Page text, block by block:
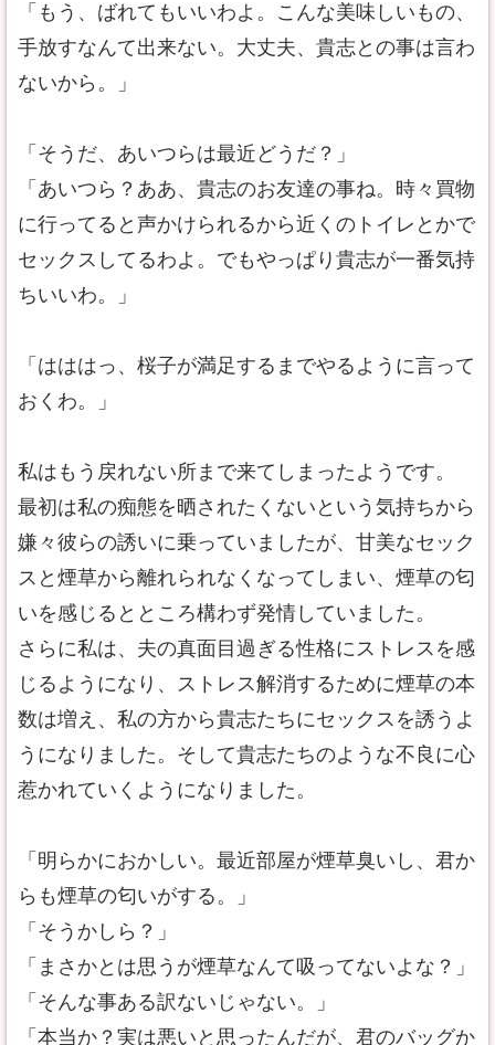
「もう、ばれてもいいわよ。こんな美味しいもの、
手放すなんて出来ない。大丈夫、貴志との事は言わ
ないから。」
「そうだ、あいつらは最近どうだ？」
「あいつら？ああ、貴志のお友達の事ね。時々買物
に行ってると声かけられるから近くのトイレとかで
セックスしてるわよ。でもやっぱり貴志が一番気持
ちいいわ。」
「はははっ、桜子が満足するまでやるように言って
おくわ。」
私はもう戻れない所まで来てしまったようです。
最初は私の痴態を晒されたくないという気持ちから
嫌々彼らの誘いに乗っていましたが、甘美なセック
スと煙草から離れられなくなってしまい、煙草の匂
いを感じるとところ構わず発情していました。
さらに私は、夫の真面目過ぎる性格にストレスを感
じるようになり、ストレス解消するために煙草の本
数は増え、私の方から貴志たちにセックスを誘うよ
うになりました。そして貴志たちのような不良に心
惹かれていくようになりました。
「明らかにおかしい。最近部屋が煙草臭いし、君か
らも煙草の匂いがする。」
「そうかしら？」
「まさかとは思うが煙草なんて吸ってないよな？」
「そんな事ある訳ないじゃない。」
「本当か？実は悪いと思ったんだが、君のバッグか